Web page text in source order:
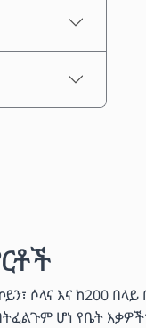
ሶላና እና ከ200
ሆነ የቤት